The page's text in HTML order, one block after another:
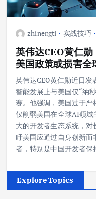
zhinengti 实战技巧
英伟达CEO黄仁勋
美国政策或损害全
英伟达CEO黄仁勋近日
智能发展上与美国仅“纳
赛。他强调，美国过于严
仅削弱美国在全球AI领域
大的开发者生态系统，
吁美国应通过自身创新
者，特别是中国开发者保
Explore Topics